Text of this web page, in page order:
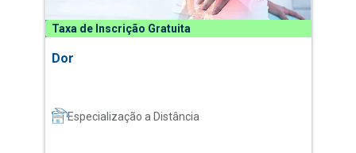
Taxa de Inscrição Gratuita
Dor
Especialização a Distância